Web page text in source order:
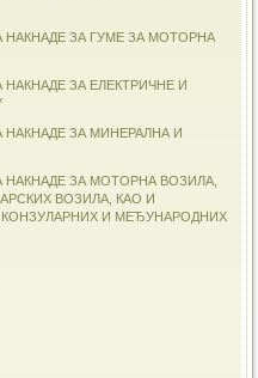
ЗА ГУМЕ ЗА МОТОРНА
ЗА ЕЛЕКТРИЧНЕ И
ЗА МИНЕРАЛНА И
ЗА МОТОРНА ВОЗИЛА,
ВОЗИЛА, КАО И
И МЕЂУНАРОДНИХ